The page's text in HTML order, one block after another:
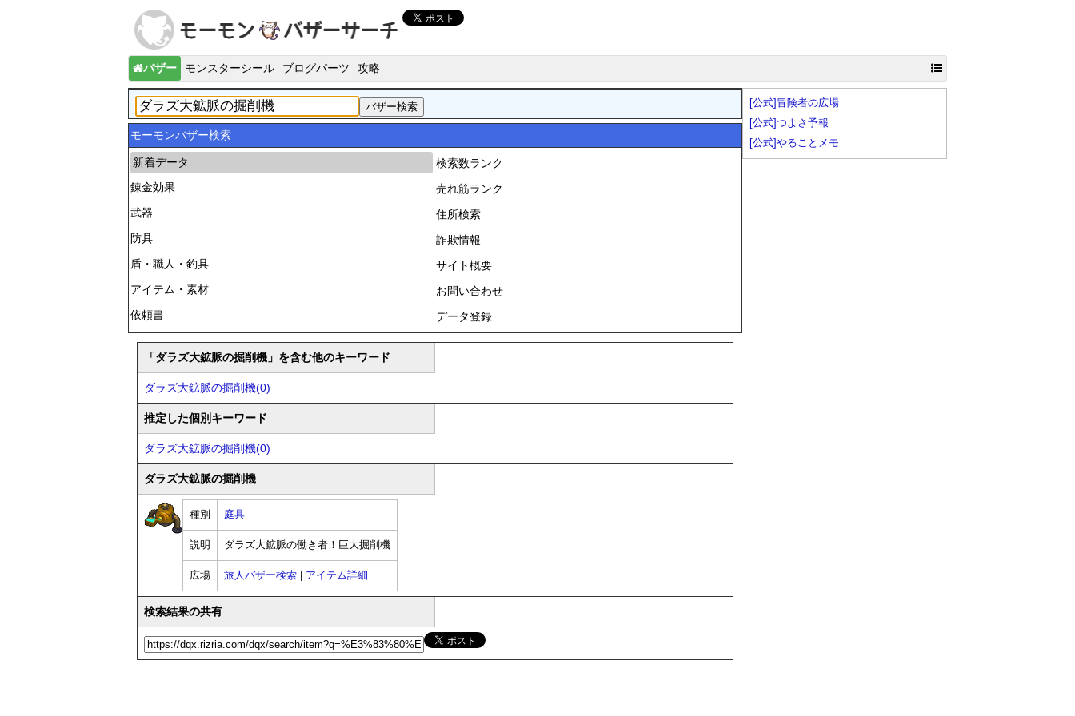
バザー モンスターシール ブログパーツ 攻略
モーモンバザー検索
新着データ
錬金効果
武器
防具
盾・職人・釣具
アイテム・素材
依頼書
検索数ランク
売れ筋ランク
住所検索
詐欺情報
サイト概要
お問い合わせ
データ登録
「ダラズ大鉱脈の掘削機」を含む他のキーワード
ダラズ大鉱脈の掘削機(0)
推定した個別キーワード
ダラズ大鉱脈の掘削機(0)
ダラズ大鉱脈の掘削機
種別 庭具
説明 ダラズ大鉱脈の働き者！巨大掘削機
広場 旅人バザー検索 アイテム詳細
検索結果の共有
[公式]冒険者の広場
[公式]つよさ予報
[公式]やることメモ